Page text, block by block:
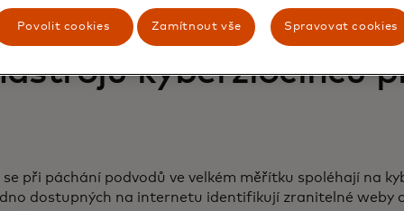
ztráty.
kyberzločinců
při páchání podvodů ve velkém měřítku spoléhají na
dostupných na internetu identifikují zranitelné weby
Povolit cookies Zamítnout vše Spravovat cookies